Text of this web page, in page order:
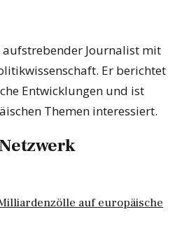
aufstrebender Journalist mit
Er berichtet
Entwicklungen und ist
Themen interessiert.
auf europäische